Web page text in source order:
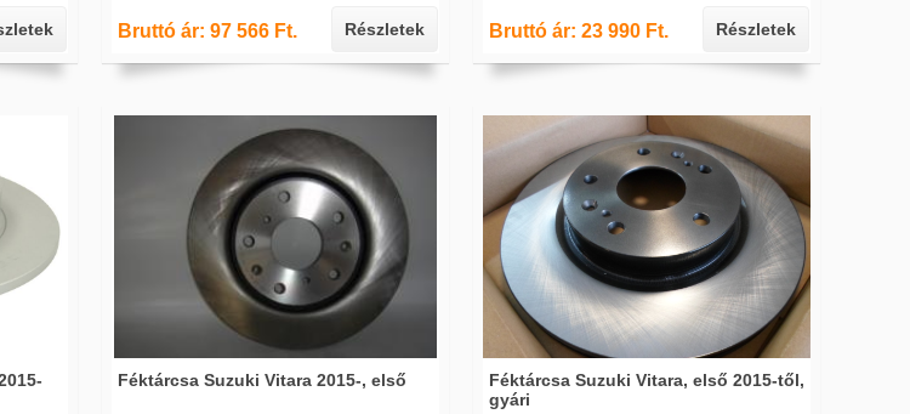
Bruttó ár: 97 566 Ft. Részletek Bruttó ár: 23 990 Ft. Részletek
Féktárcsa Suzuki Vitara 2015-, első
Féktárcsa Suzuki Vitara, első 2015-től,
gyári